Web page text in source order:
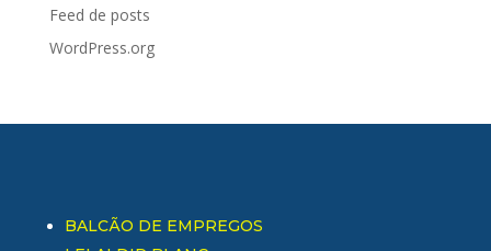
Feed de posts
WordPress.org
BALCÃO DE EMPREGOS